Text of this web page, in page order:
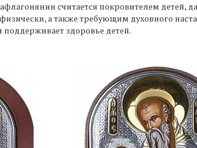
считается покровителем детей,
а также требующим духовного
здоровье детей.